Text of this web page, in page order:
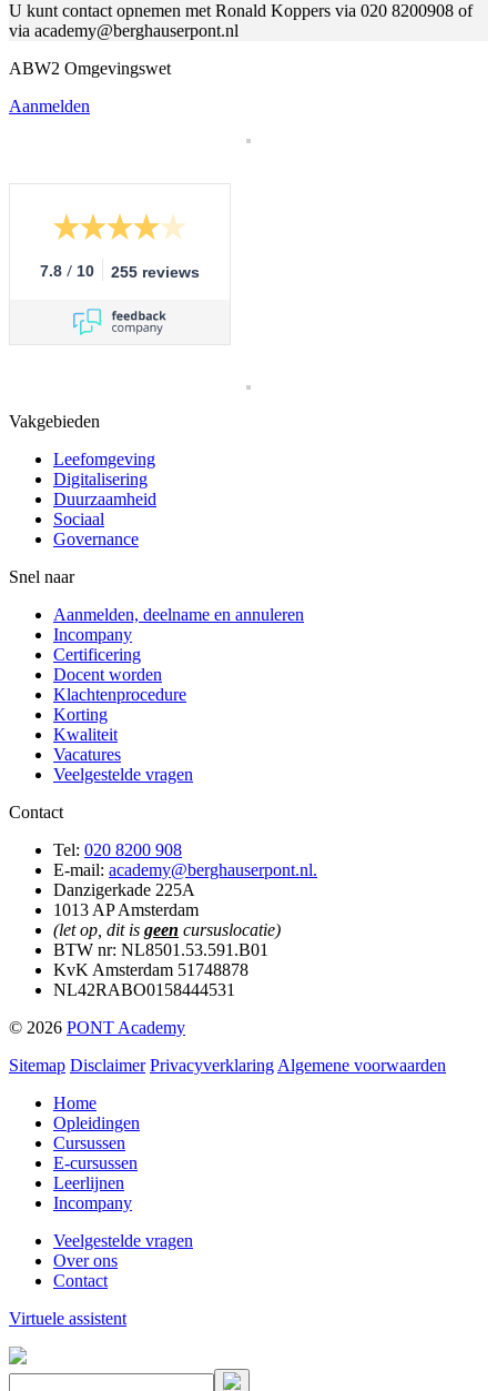
U kunt contact opnemen met Ronald Koppers via 020 8200908 of
via academy@berghauserpont.nl
ABW2 Omgevingswet
Aanmelden
7.8 / 10 255 reviews
Vakgebieden
Leefomgeving
Digitalisering
Duurzaamheid
Sociaal
Governance
Snel naar
Aanmelden, deelname en annuleren
Incompany
Certificering
Docent worden
Klachtenprocedure
Korting
Kwaliteit
Vacatures
Veelgestelde vragen
Contact
Tel: 020 8200 908
E-mail: academy@berghauserpont.nl.
Danzigerkade 225A
1013 AP Amsterdam
(let op, dit is geen cursuslocatie)
BTW nr: NL8501.53.591.B01
KvK Amsterdam 51748878
NL42RABO0158444531
© 2026 PONT Academy
Sitemap Disclaimer Privacyverklaring Algemene voorwaarden
Home
Opleidingen
Cursussen
E-cursussen
Leerlijnen
Incompany
Veelgestelde vragen
Over ons
Contact
Virtuele assistent